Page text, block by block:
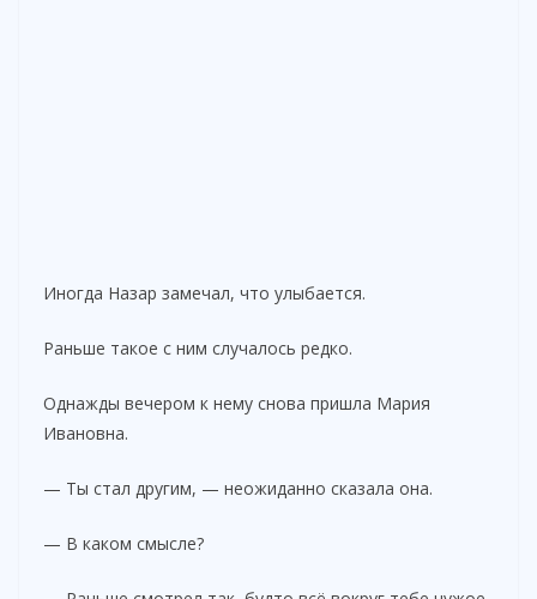
Иногда Назар замечал, что улыбается.
Раньше такое с ним случалось редко.
Однажды вечером к нему снова пришла Мария
Ивановна.
— Ты стал другим, — неожиданно сказала она.
— В каком смысле?